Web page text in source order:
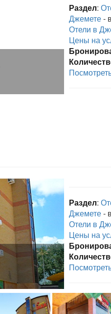
Раздел:
Джемете-
Отели в
Цены на
Раздел:
Джемете-
Отели в
Цены на